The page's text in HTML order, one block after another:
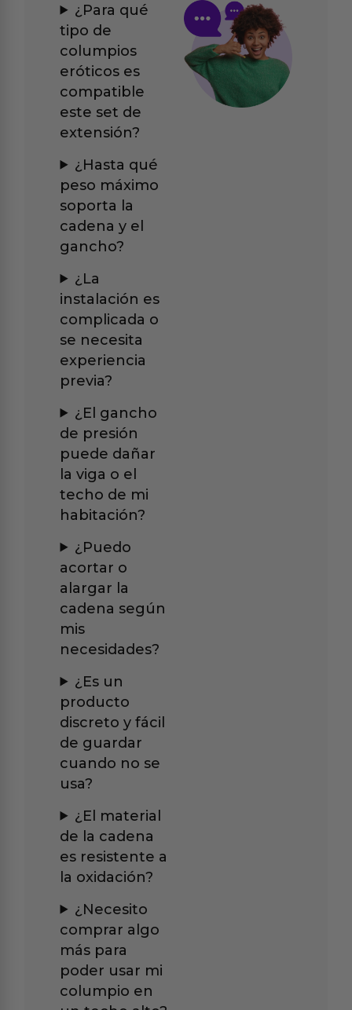
¿Para qué
tipo de
columpios
eróticos es
compatible
este set de
extensión?
¿Hasta qué
peso máximo
soporta la
cadena y el
gancho?
¿La
instalación es
complicada o
se necesita
experiencia
previa?
¿El gancho
de presión
puede dañar
la viga o el
techo de mi
habitación?
¿Puedo
acortar o
alargar la
cadena según
mis
necesidades?
¿Es un
producto
discreto y fácil
de guardar
cuando no se
usa?
¿El material
de la cadena
es resistente a
la oxidación?
¿Necesito
comprar algo
más para
poder usar mi
columpio en